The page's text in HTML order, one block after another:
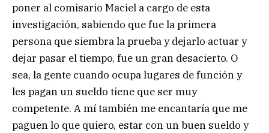
poner al comisario Maciel a cargo de esta
investigación, sabiendo que fue la primera
persona que siembra la prueba y dejarlo actuar y
dejar pasar el tiempo, fue un gran desacierto. O
sea, la gente cuando ocupa lugares de función y
les pagan un sueldo tiene que ser muy
competente. A mí también me encantaría que me
paguen lo que quiero, estar con un buen sueldo y